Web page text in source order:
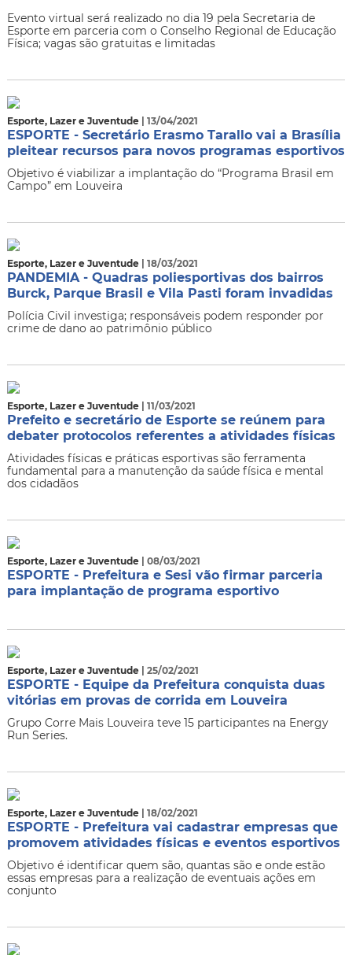
Evento virtual será realizado no dia 19 pela Secretaria de
Esporte em parceria com o Conselho Regional de Educação
Física; vagas são gratuitas e limitadas
Esporte, Lazer e Juventude | 13/04/2021
ESPORTE - Secretário Erasmo Tarallo vai a Brasília
pleitear recursos para novos programas esportivos
Objetivo é viabilizar a implantação do “Programa Brasil em
Campo” em Louveira
Esporte, Lazer e Juventude | 18/03/2021
PANDEMIA - Quadras poliesportivas dos bairros
Burck, Parque Brasil e Vila Pasti foram invadidas
Polícia Civil investiga; responsáveis podem responder por
crime de dano ao patrimônio público
Esporte, Lazer e Juventude | 11/03/2021
Prefeito e secretário de Esporte se reúnem para
debater protocolos referentes a atividades físicas
Atividades físicas e práticas esportivas são ferramenta
fundamental para a manutenção da saúde física e mental
dos cidadãos
Esporte, Lazer e Juventude | 08/03/2021
ESPORTE - Prefeitura e Sesi vão firmar parceria
para implantação de programa esportivo
Esporte, Lazer e Juventude | 25/02/2021
ESPORTE - Equipe da Prefeitura conquista duas
vitórias em provas de corrida em Louveira
Grupo Corre Mais Louveira teve 15 participantes na Energy
Run Series.
Esporte, Lazer e Juventude | 18/02/2021
ESPORTE - Prefeitura vai cadastrar empresas que
promovem atividades físicas e eventos esportivos
Objetivo é identificar quem são, quantas são e onde estão
essas empresas para a realização de eventuais ações em
conjunto